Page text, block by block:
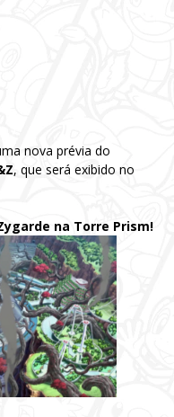
nova prévia do
, que será exibido no
na Torre Prism!